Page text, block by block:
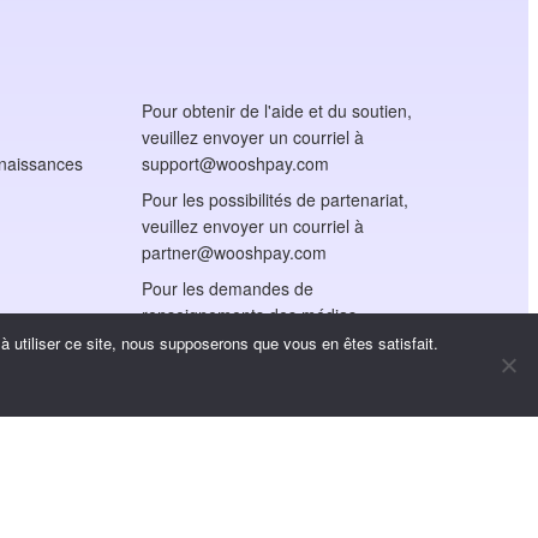
Pour obtenir de l'aide et du soutien,
veuillez envoyer un courriel à
support@wooshpay.com
Pour les possibilités de partenariat,
veuillez envoyer un courriel à
partner@wooshpay.com
Pour les demandes de
renseignements des médias,
veuillez envoyer un courriel à
utiliser ce site, nous supposerons que vous en êtes satisfait.